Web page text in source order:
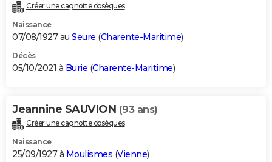
Créer une cagnotte obsèques
Naissance
07/08/1927 au Seure (Charente-Maritime)
Décès
05/10/2021 à Burie (Charente-Maritime)
Jeannine SAUVION (93 ans)
Créer une cagnotte obsèques
Naissance
25/09/1927 à Moulismes (Vienne)